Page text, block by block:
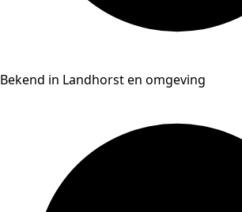
Bekend in Landhorst en omgeving